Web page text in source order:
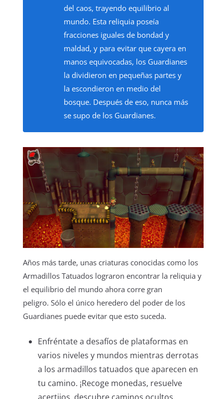
del caos, trayendo equilibrio al
mundo. Esta reliquia poseía
fracciones iguales de bondad y
maldad, y para evitar que cayera en
manos equivocadas, los Guardianes
la dividieron en pequeñas partes y
la escondieron en medio del
bosque. Después de eso, nunca más
se supo de los Guardianes.
Años más tarde, unas criaturas conocidas como los
Armadillos Tatuados lograron encontrar la reliquia y
el equilibrio del mundo ahora corre gran
peligro. Sólo el único heredero del poder de los
Guardianes puede evitar que esto suceda.
Enfréntate a desafíos de plataformas en
varios niveles y mundos mientras derrotas
a los armadillos tatuados que aparecen en
tu camino. ¡Recoge monedas, resuelve